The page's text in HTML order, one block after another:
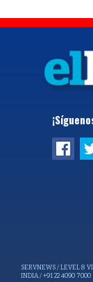
SERVNEWS / LEVEL 8
INDIA / +91 22 4090 7000